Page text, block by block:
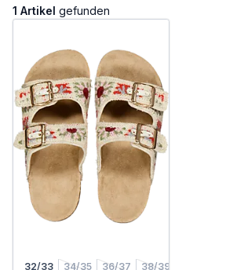
1 Artikel gefunden
32/33 34/35 36/37 38/39